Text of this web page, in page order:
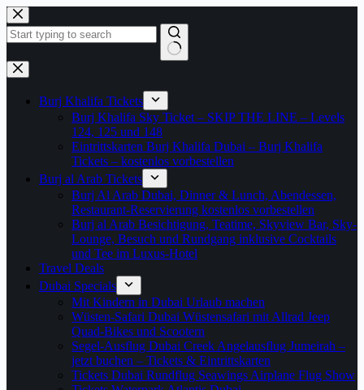
Zum
Inhalt
springen
Keine
Ergebnisse
Burj Khalifa Tickets
Burj Khalifa Sky Ticket – SKIP THE LINE – Levels
124, 125 und 148
Eintrittskarten Burj Khalifa Dubai – Burj Khalifa
Tickets – kostenlos vorbestellen
Burj al Arab Tickets
Burj Al Arab Dubai, Dinner & Lunch, Abendessen,
Restaurant-Reservierung kostenlos vorbestellen
Burj al Arab Besichtigung, Teatime, Skyview Bar, Sky-
Lounge, Besuch und Rundgang inklusive Cocktails
und Tee im Luxus-Hotel
Travel Deals
Dubai Specials
Mit Kindern in Dubai Urlaub machen
Wüsten-Safari Dubai Wüstensafari mit Allrad Jeep
Quad-Bikes und Scootern
Segel-Ausflug Dubai Creek Angelausflug Jumeirah –
jetzt buchen – Tickets & Eintrittskarten
Tickets Dubai Rundflug Seawings Airplane Flug Show